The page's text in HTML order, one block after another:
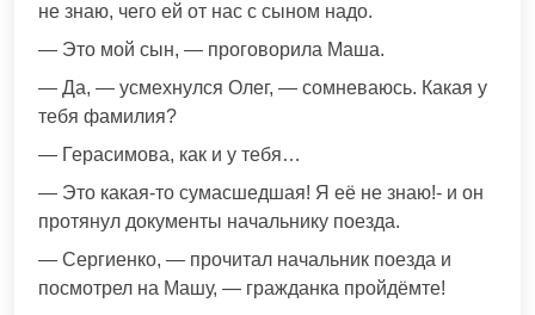
не знаю, чего ей от нас с сыном надо.
— Это мой сын, — проговорила Маша.
— Да, — усмехнулся Олег, — сомневаюсь. Какая у
тебя фамилия?
— Герасимова, как и у тебя…
— Это какая-то сумасшедшая! Я её не знаю!- и он
протянул документы начальнику поезда.
— Сергиенко, — прочитал начальник поезда и
посмотрел на Машу, — гражданка пройдёмте!